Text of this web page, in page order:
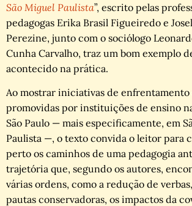
São Miguel Paulista”, escrito pelas
pedagogas Erika Brasil Figueiredo e
Perezine, junto com o sociólogo
Cunha Carvalho, traz um bom exemplo
acontecido na prática.
Ao mostrar iniciativas de enfrentamento
promovidas por instituições de ensino
São Paulo — mais especificamente, em
Paulista —, o texto convida o leitor para
perto os caminhos de uma pedagogia
trajetória que, segundo os autores,
várias ordens, como a redução de
pautas conservadoras, os impactos da